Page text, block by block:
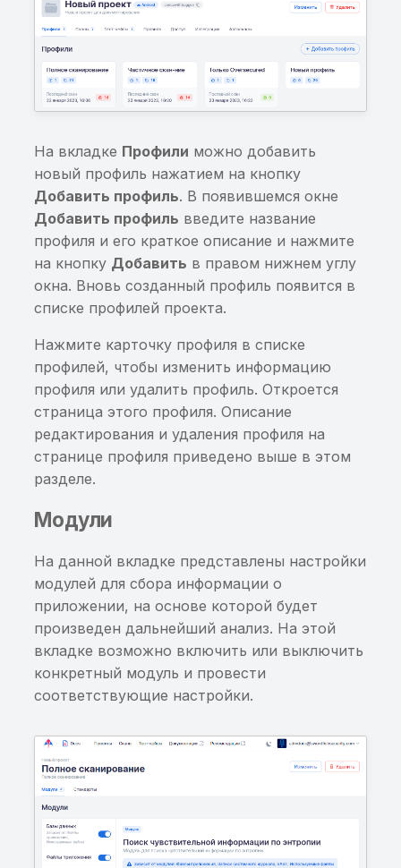
Произвольные данные
обновляются в
ContentProvider
Потенциально
чувствительная
энтропийным
Включение sensitive-
информации в
сообщения WebSocket
Возможность
при работе с zip-
архивами
Хранение данных от
сторонних сервисов в
открытом виде
Возможна атака на
цепочку поставок
атаку MavenGate
обновлен)
Экспортированная
Экспортированный
Service
На вкладке Профили можно добавить
новый профиль нажатием на кнопку
Добавить профиль. В появившемся окне
Добавить профиль введите название
профиля и его краткое описание и нажмите
на кнопку Добавить в правом нижнем углу
окна. Вновь созданный профиль появится в
списке профилей проекта.
Нажмите карточку профиля в списке
профилей, чтобы изменить информацию
профиля или удалить профиль. Откроется
страница этого профиля. Описание
редактирования и удаления профиля на
странице профиля приведено выше в этом
разделе.
Модули
На данной вкладке представлены настройки
модулей для сбора информации о
приложении, на основе которой будет
произведен дальнейший анализ. На этой
вкладке возможно включить или выключить
конкретный модуль и провести
соответствующие настройки.